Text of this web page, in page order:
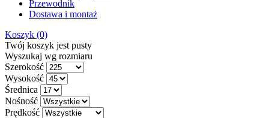
Przewodnik
Dostawa i montaż
Koszyk (0)
Twój koszyk jest pusty
Wyszukaj wg rozmiaru
Szerokość
Wysokość
Średnica
Nośność
Prędkość